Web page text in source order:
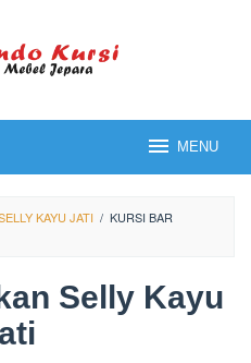
MENU
KAYU JATI / KURSI BAR
Selly Kayu